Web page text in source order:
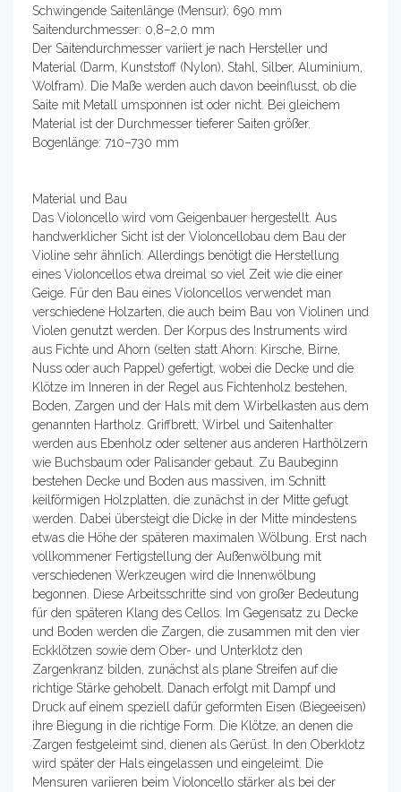
Schwingende Saitenlänge (Mensur): 690 mm
Saitendurchmesser: 0,8–2,0 mm
Der Saitendurchmesser variiert je nach Hersteller und
Material (Darm, Kunststoff (Nylon), Stahl, Silber, Aluminium,
Wolfram). Die Maße werden auch davon beeinflusst, ob die
Saite mit Metall umsponnen ist oder nicht. Bei gleichem
Material ist der Durchmesser tieferer Saiten größer.
Bogenlänge: 710–730 mm
Material und Bau
Das Violoncello wird vom Geigenbauer hergestellt. Aus
handwerklicher Sicht ist der Violoncellobau dem Bau der
Violine sehr ähnlich. Allerdings benötigt die Herstellung
eines Violoncellos etwa dreimal so viel Zeit wie die einer
Geige. Für den Bau eines Violoncellos verwendet man
verschiedene Holzarten, die auch beim Bau von Violinen und
Violen genutzt werden. Der Korpus des Instruments wird
aus Fichte und Ahorn (selten statt Ahorn: Kirsche, Birne,
Nuss oder auch Pappel) gefertigt, wobei die Decke und die
Klötze im Inneren in der Regel aus Fichtenholz bestehen,
Boden, Zargen und der Hals mit dem Wirbelkasten aus dem
genannten Hartholz. Griffbrett, Wirbel und Saitenhalter
werden aus Ebenholz oder seltener aus anderen Harthölzern
wie Buchsbaum oder Palisander gebaut. Zu Baubeginn
bestehen Decke und Boden aus massiven, im Schnitt
keilförmigen Holzplatten, die zunächst in der Mitte gefugt
werden. Dabei übersteigt die Dicke in der Mitte mindestens
etwas die Höhe der späteren maximalen Wölbung. Erst nach
vollkommener Fertigstellung der Außenwölbung mit
verschiedenen Werkzeugen wird die Innenwölbung
begonnen. Diese Arbeitsschritte sind von großer Bedeutung
für den späteren Klang des Cellos. Im Gegensatz zu Decke
und Boden werden die Zargen, die zusammen mit den vier
Eckklötzen sowie dem Ober- und Unterklotz den
Zargenkranz bilden, zunächst als plane Streifen auf die
richtige Stärke gehobelt. Danach erfolgt mit Dampf und
Druck auf einem speziell dafür geformten Eisen (Biegeeisen)
ihre Biegung in die richtige Form. Die Klötze, an denen die
Zargen festgeleimt sind, dienen als Gerüst. In den Oberklotz
wird später der Hals eingelassen und eingeleimt. Die
Mensuren variieren beim Violoncello stärker als bei der